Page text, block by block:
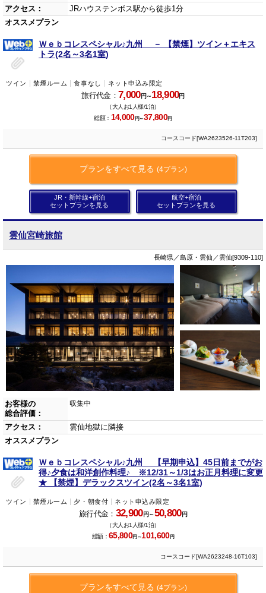
アクセス：
JRハウステンボス駅から徒歩1分
オススメプラン
Ｗｅｂコレスペシャル♪九州 － 【禁煙】ツイン＋エキス
トラ(2名～3名1室)
ツイン 禁煙ルーム 食事なし ネット申込み限定
旅行代金： 7,000円～18,900円
（大人お1人様/1泊）
総額： 14,000円～37,800円
コースコード[WA2623526-11T203]
プランをすべて見る (4プラン)
JR・新幹線+宿泊
セットプランを見る
航空+宿泊
セットプランを見る
雲仙宮崎旅館
長崎県／島原・雲仙／雲仙[9309-110]
お客様の
総合評価：
収集中
アクセス：
雲仙地獄に隣接
オススメプラン
Ｗｅｂコレスペシャル♪九州 【早期申込】45日前までがお
得♪夕食は和洋創作料理♪ ※12/31～1/3はお正月料理に変更
★ 【禁煙】デラックスツイン(2名～3名1室)
ツイン 禁煙ルーム 夕・朝食付 ネット申込み限定
旅行代金： 32,900円～50,800円
（大人お1人様/1泊）
総額：65,800円～101,600円
コースコード[WA2623248-16T103]
プランをすべて見る (4プラン)